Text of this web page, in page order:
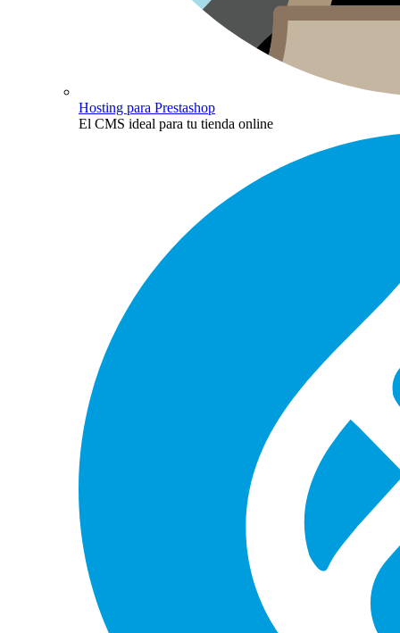
Hosting para Prestashop
El CMS ideal para tu tienda online